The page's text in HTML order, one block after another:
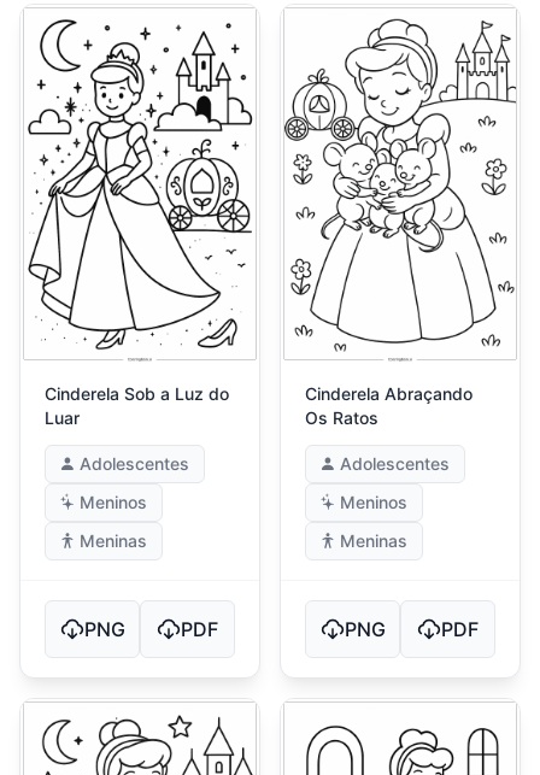
Cinderela Sob a Luz do
Luar
Adolescentes
Meninos
Meninas
PNG PDF
Cinderela Abraçando
Os Ratos
Adolescentes
Meninos
Meninas
PNG PDF